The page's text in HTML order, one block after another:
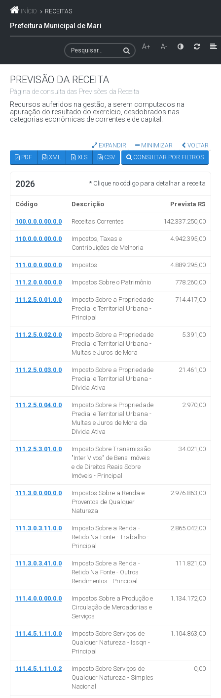
INÍCIO RECEITAS
Prefeitura Municipal de Mari
A+ A-
PREVISÃO DA RECEITA
Página de consulta das Previsões da Receita
Recursos auferidos na gestão, a serem computados na
apuração do resultado do exercício, desdobrados nas
categorias econômicas de correntes e de capital.
EXPANDIR MINIMIZAR
VOLTAR
PDF
XML XLS CSV CONSULTAR POR FILTROS
2026 * Clique no código para detalhar a receita
Código Descrição Prevista R$
100.0.0.0.00.0.0 Receitas Correntes 142.337.250,00
110.0.0.0.00.0.0
Impostos, Taxas e
Contribuições de Melhoria
4.942.395,00
111.0.0.0.00.0.0 Impostos 4.889.295,00
111.2.0.0.00.0.0 Impostos Sobre o Patrimônio 778.260,00
111.2.5.0.01.0.0
Imposto Sobre a Propriedade
Predial e Territorial Urbana -
Principal
714.417,00
111.2.5.0.02.0.0
Imposto Sobre a Propriedade
Predial e Territorial Urbana -
Multas e Juros de Mora
5.391,00
111.2.5.0.03.0.0
Imposto Sobre a Propriedade
Predial e Territorial Urbana -
Dívida Ativa
21.461,00
111.2.5.0.04.0.0
Imposto Sobre a Propriedade
Predial e Territorial Urbana -
Multas e Juros de Mora da
Dívida Ativa
2.970,00
111.2.5.3.01.0.0
Imposto Sobre Transmissão
"Inter Vivos" de Bens Imóveis
e de Direitos Reais Sobre
Imóveis - Principal
34.021,00
111.3.0.0.00.0.0
Impostos Sobre a Renda e
Proventos de Qualquer
Natureza
2.976.863,00
111.3.0.3.11.0.0
Imposto Sobre a Renda -
Retido Na Fonte - Trabalho -
Principal
2.865.042,00
111.3.0.3.41.0.0
Imposto Sobre a Renda -
Retido Na Fonte - Outros
Rendimentos - Principal
111.821,00
111.4.0.0.00.0.0
Impostos Sobre a Produção e
Circulação de Mercadorias e
Serviços
1.134.172,00
111.4.5.1.11.0.0
Imposto Sobre Serviços de
Qualquer Natureza - Issqn -
Principal
1.104.863,00
111.4.5.1.11.0.2
Imposto Sobre Serviços de
Qualquer Natureza - Simples
Nacional
0,00